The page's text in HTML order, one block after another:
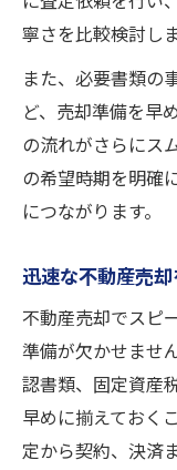
寧さを比較検討し
また、必要書類の
ど、売却準備を早
の流れがさらにス
の希望時期を明確
につながります。
迅速な不動産売
不動産売却でスピ
準備が欠かせませ
認書類、固定資産
早めに揃えておく
定から契約、決済